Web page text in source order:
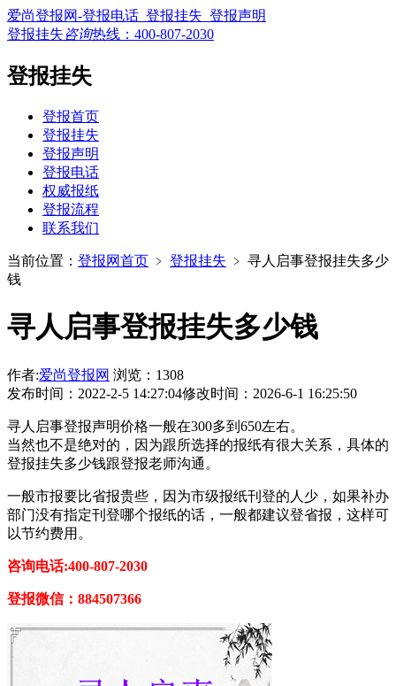
爱尚登报网-登报电话_登报挂失_登报声明
登报挂失咨询热线： 400-807-2030
登报挂失
登报首页
登报挂失
登报声明
登报电话
权威报纸
登报流程
联系我们
当前位置： 登报网首页 ﹥ 登报挂失 ﹥ 寻人启事登报挂失多少
钱
寻人启事登报挂失多少钱
作者:爱尚登报网 浏览：1308
发布时间：2022-2-5 14:27:04修改时间：2026-6-1 16:25:50
寻人启事登报声明价格一般在300多到650左右。
当然也不是绝对的，因为跟所选择的报纸有很大关系，具体的
登报挂失多少钱跟登报老师沟通。
一般市报要比省报贵些，因为市级报纸刊登的人少，如果补办
部门没有指定刊登哪个报纸的话，一般都建议登省报，这样可
以节约费用。
咨询电话:400-807-2030
登报微信：884507366